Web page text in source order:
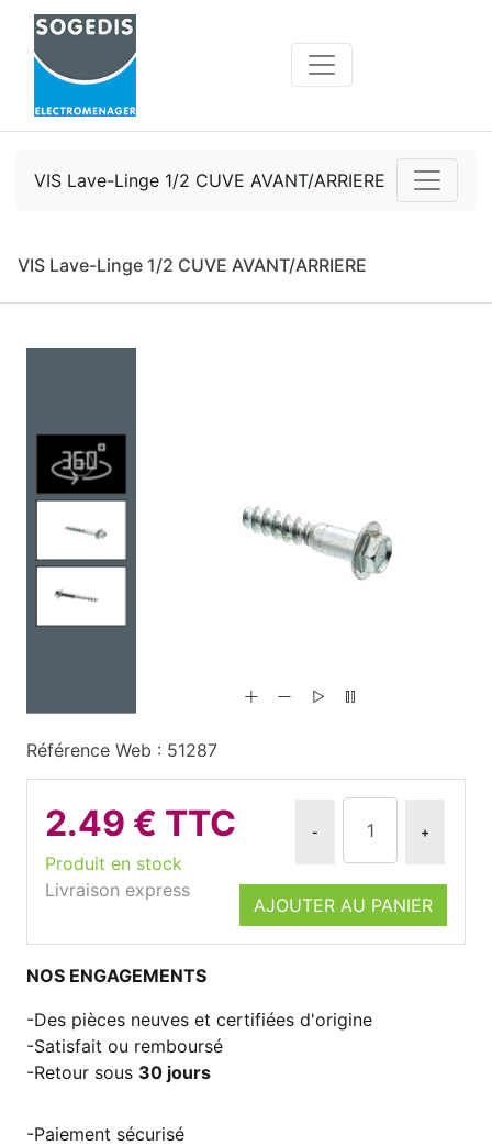
VIS Lave-Linge 1/2 CUVE AVANT/ARRIERE
VIS Lave-Linge 1/2 CUVE AVANT/ARRIERE
Référence Web : 51287
2.49 € TTC
Produit en stock
Livraison express
- +
AJOUTER AU PANIER
NOS ENGAGEMENTS
Des pièces neuves et certifiées d'origine
Satisfait ou remboursé
Retour sous 30 jours
Paiement sécurisé